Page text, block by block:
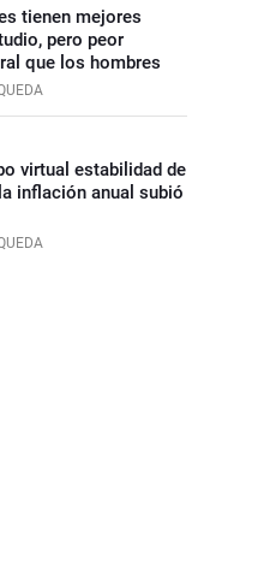
tienen mejores
pero peor
que los hombres
virtual estabilidad de
inflación anual subió